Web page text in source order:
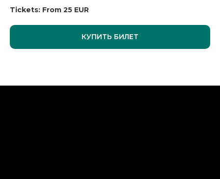
Tickets: From 25 EUR
КУПИТЬ БИЛЕТ